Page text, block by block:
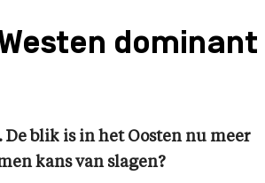
dominant
blik is in het Oosten nu meer
kans van slagen?